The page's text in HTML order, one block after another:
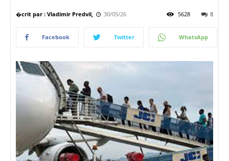
�crit par : Vladimir Predvil, 30/05/26 8
5628
Facebook Twitter WhatsApp